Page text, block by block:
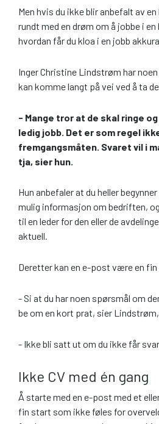
Men hvis du ikke blir anbefalt av
rundt med en drøm om å jobbe i
hvordan får du kloa i en jobb
Inger Christine Lindstrøm har
kan komme langt på vei ved å ta
- Mange tror at de skal ringe
ledig jobb. Det er som regel
fremgangsmåten. Svaret vil i
tja, sier hun.
Hun anbefaler at du heller
mulig informasjon om bedriften,
til en leder for den eller de
aktuell.
Deretter kan en e-post være en fin
- Si at du har noen spørsmål om
be om en kort prat, sier
- Ikke bli satt ut om du ikke får
Ikke CV med én gang
Å starte med en e-post med et
fin start som ikke føles for